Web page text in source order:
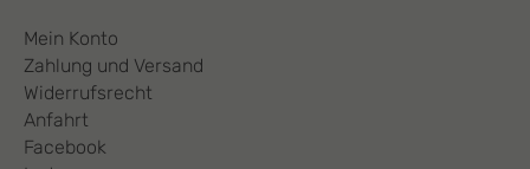
Mein Konto
Zahlung und Versand
Widerrufsrecht
Anfahrt
Facebook